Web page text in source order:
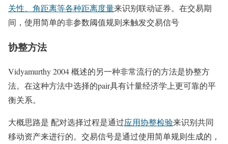
关性、角距离等各种距离度量来识别联动证券。在交易期
间，使用简单的非参数阈值规则来触发交易信号
协整方法
Vidyamurthy 2004 概述的另一种非常流行的方法是协整方
法。在这种方法中选择的pair具有计量经济学上更可靠的平
衡关系。
大概思路是 配对选择过程是通过应用协整检验来识别共同
移动资产来进行的。交易信号是通过使用简单规则生成的，